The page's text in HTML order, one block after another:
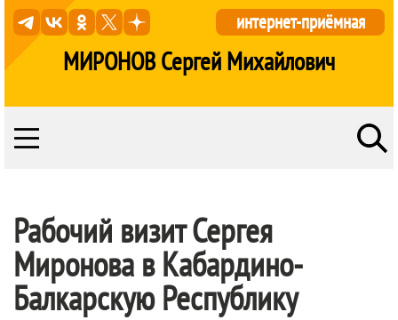
МИРОНОВ Сергей Михайлович
интернет-приёмная
Рабочий визит Сергея
Миронова в Кабардино-
Балкарскую Республику